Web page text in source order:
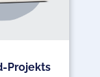
Projekts